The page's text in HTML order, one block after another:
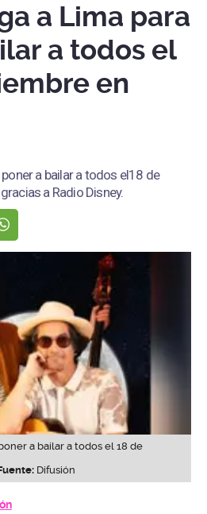
a Lima para
a todos el
en
a bailar a todos el18 de
a Radio Disney.
a bailar a todos el 18 de
Difusión